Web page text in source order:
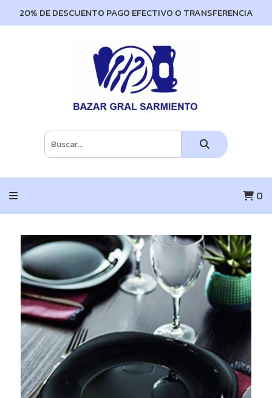
20% DE DESCUENTO PAGO EFECTIVO O TRANSFERENCIA
0